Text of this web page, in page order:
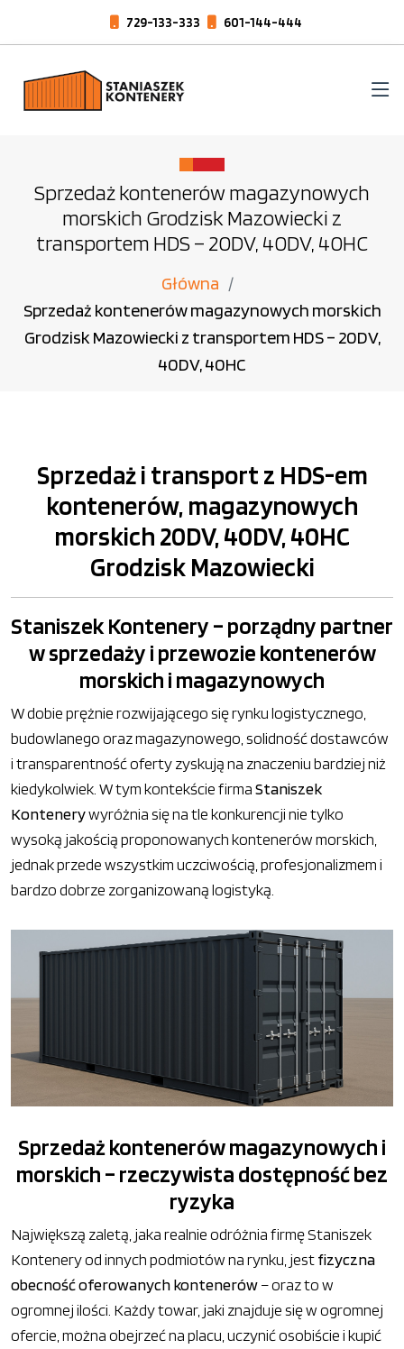
729-133-333 601-144-444
Sprzedaż kontenerów magazynowych
morskich Grodzisk Mazowiecki z
transportem HDS – 20DV, 40DV, 40HC
Główna
Sprzedaż kontenerów magazynowych morskich
Grodzisk Mazowiecki z transportem HDS – 20DV,
40DV, 40HC
Sprzedaż i transport z HDS-em
kontenerów, magazynowych
morskich 20DV, 40DV, 40HC
Grodzisk Mazowiecki
Staniszek Kontenery – porządny partner
w sprzedaży i przewozie kontenerów
morskich i magazynowych
W dobie prężnie rozwijającego się rynku logistycznego,
budowlanego oraz magazynowego, solidność dostawców
i transparentność oferty zyskują na znaczeniu bardziej niż
kiedykolwiek. W tym kontekście firmaStaniszek
Kontenerywyróżnia się na tle konkurencji nie tylko
wysoką jakością proponowanych kontenerów morskich,
jednak przede wszystkim uczciwością, profesjonalizmem i
bardzo dobrze zorganizowaną logistyką.
Sprzedaż kontenerów magazynowych i
morskich – rzeczywista dostępność bez
ryzyka
Największą zaletą, jaka realnie odróżnia firmę Staniszek
Kontenery od innych podmiotów na rynku, jestfizyczna
obecność oferowanych kontenerów– oraz to w
ogromnej ilości. Każdy towar, jaki znajduje się w ogromnej
ofercie, można obejrzeć na placu, uczynić osobiście i kupić